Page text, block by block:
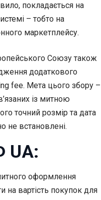
покладається на
– тобто на
маркетплейсу.
Союзу також
додаткового
fee. Мета цього збору –
із митною
точний розмір та дата
не встановлені.
UA:
оформлення
на вартість покупок для